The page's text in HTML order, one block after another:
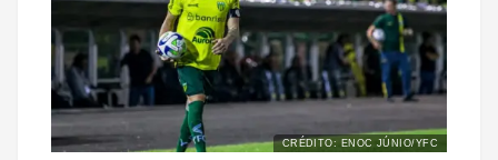
CRÉDITO: ENOC JÚNIO/YFC